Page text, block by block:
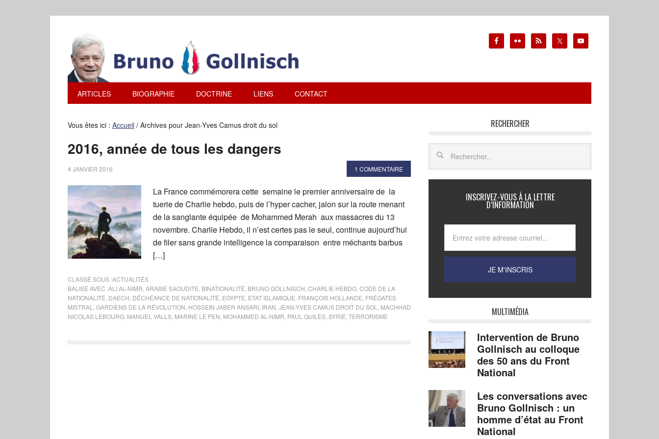
ARTICLES BIOGRAPHIE DOCTRINE LIENS CONTACT
Vous êtes ici : Accueil / Archives pour Jean-Yves Camus droit du sol
2016, année de tous les dangers
4 JANVIER 2016 1 COMMENTAIRE
La France commémorera cette semaine le premier anniversaire de la
tuerie de Charlie hebdo, puis de l’hyper cacher, jalon sur la route menant
de la sanglante équipée de Mohammed Merah aux massacres du 13
novembre. Charlie Hebdo, il n’est certes pas le seul, continue aujourd’hui
de filer sans grande intelligence la comparaison entre méchants barbus
[…]
CLASSÉ SOUS :ACTUALITÉS
BALISÉ AVEC :ALI AL-NIMR ARABIE SAOUDITE BINATIONALITÉ BRUNO GOLLNISCH CHARLIE HEBDO CODE DE LA
NATIONALITÉ DAECH DÉCHÉANCE DE NATIONALITÉ EGYPTE ETAT ISLAMIQUE FRANÇOIS HOLLANDE FRÉGATES
MISTRAL
GARDIENS DE LA RÉVOLUTION HOSSEIN JABER ANSARI IRAN JEAN-YVES CAMUS DROIT DU SOL
MACHHAD
NICOLAS LEBOURG MANUEL VALLS MARINE LE PEN MOHAMMED AL-NIMR PAUL QUILÈS SYRIE TERRORISME
RECHERCHER
INSCRIVEZ-VOUS À LA LETTRE
D’INFORMATION
MULTIMÉDIA
Intervention de Bruno
Gollnisch au colloque
des 50 ans du Front
National
Les conversations avec
Bruno Gollnisch : un
homme d’état au Front
National